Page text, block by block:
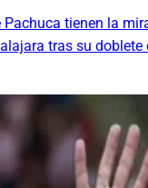
Pachuca tienen la
tras su doblete